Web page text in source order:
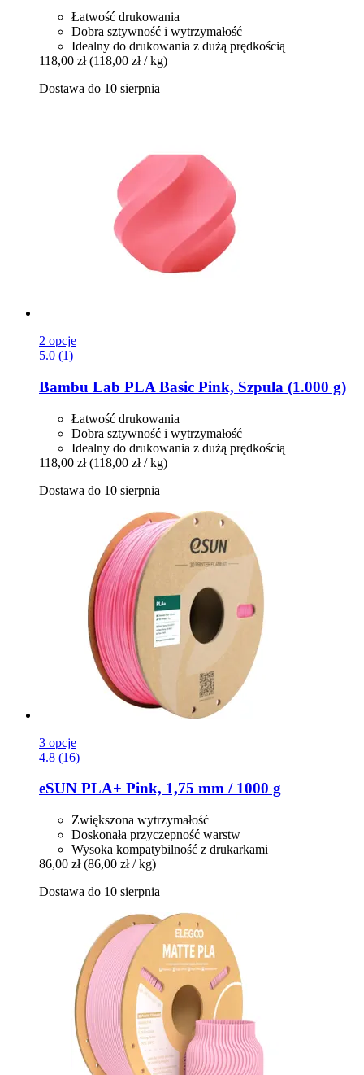
Łatwość drukowania
Dobra sztywność i wytrzymałość
Idealny do drukowania z dużą prędkością
118,00 zł (118,00 zł / kg)
Dostawa do 10 sierpnia
2 opcje
5.0 (1)
Bambu Lab PLA Basic Pink, Szpula (1.000 g)
Łatwość drukowania
Dobra sztywność i wytrzymałość
Idealny do drukowania z dużą prędkością
118,00 zł (118,00 zł / kg)
Dostawa do 10 sierpnia
3 opcje
4.8 (16)
eSUN PLA+ Pink, 1,75 mm / 1000 g
Zwiększona wytrzymałość
Doskonała przyczepność warstw
Wysoka kompatybilność z drukarkami
86,00 zł (86,00 zł / kg)
Dostawa do 10 sierpnia